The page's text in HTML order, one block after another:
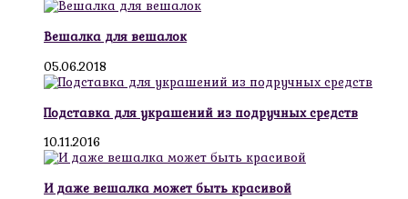
Вешалка для вешалок
05.06.2018
Подставка для украшений из подручных средств
10.11.2016
И даже вешалка может быть красивой